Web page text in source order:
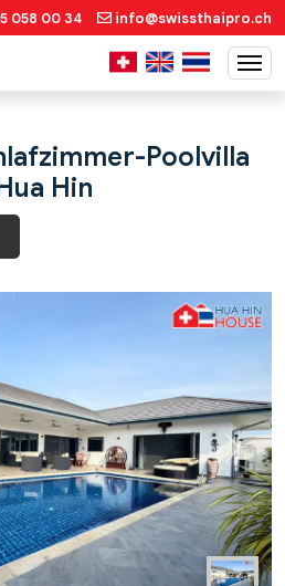
058 00 34 info@swissthaipro.ch
Poolvilla
Hin
Next